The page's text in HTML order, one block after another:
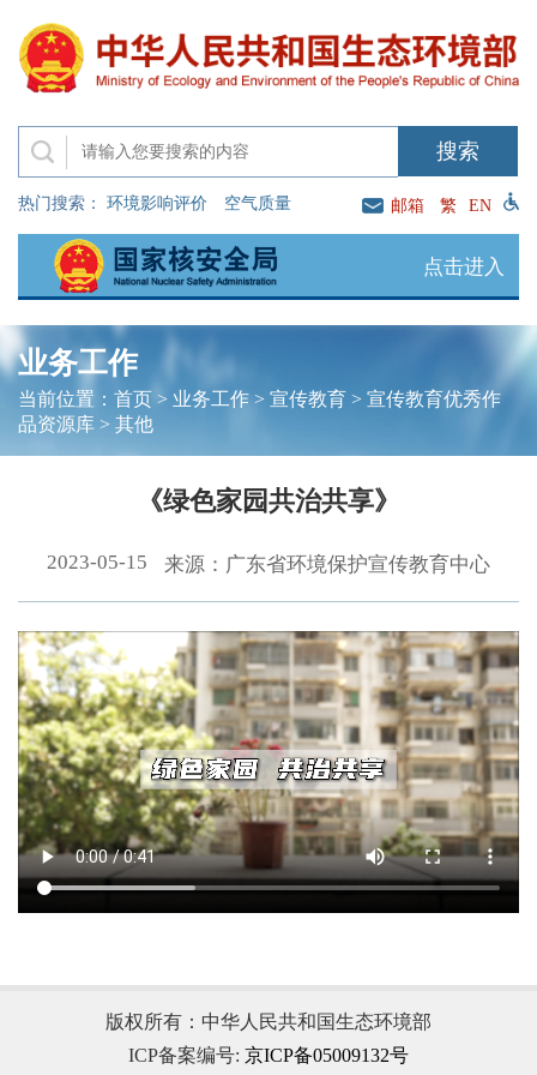
热门搜索： 环境影响评价 空气质量 邮箱 繁 EN
点击进入
业务工作
当前位置： 首页> 业务工作> 宣传教育> 宣传教育优秀作
品资源库> 其他
《绿色家园共治共享》
2023-05-15 来源：广东省环境保护宣传教育中心
版权所有：中华人民共和国生态环境部
ICP备案编号: 京ICP备05009132号